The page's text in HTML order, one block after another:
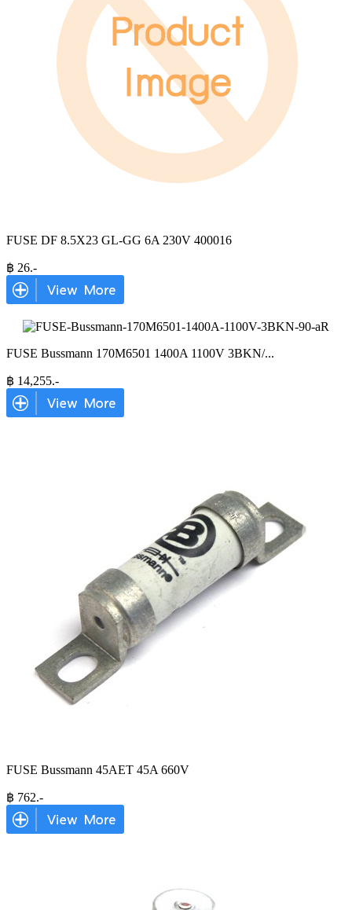
FUSE DF 8.5X23 GL-GG 6A 230V 400016
฿ 26.-
FUSE Bussmann 170M6501 1400A 1100V 3BKN/...
฿ 14,255.-
FUSE Bussmann 45AET 45A 660V
฿ 762.-